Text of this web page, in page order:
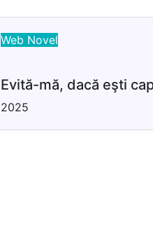
Web Novel
Evită-mă, dacă eşti
2025